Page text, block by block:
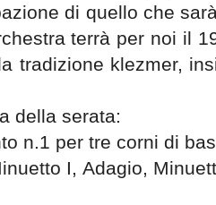
di quello che
terrà per noi il
tradizione klezmer,
della serata:
n.1 per tre corni di
I, Adagio,